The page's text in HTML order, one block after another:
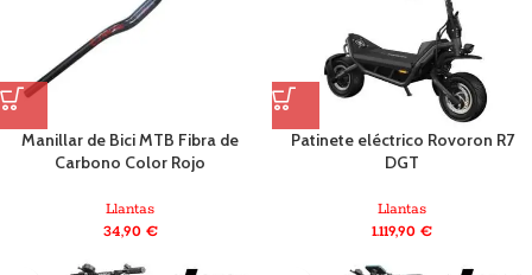
Manillar de Bici MTB Fibra de
Carbono Color Rojo
Llantas
34,90 €
Patinete eléctrico Rovoron R7
DGT
Llantas
1.119,90 €